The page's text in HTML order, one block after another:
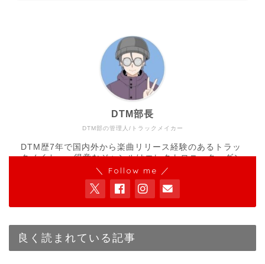
DTM部の管理人/トラックメイカー
DTM部長
DTM歴7年で国内外から楽曲リリース経験のあるトラッ
クメイカー。得意なジャンルはエレクトロニック、ダン
ス、アンビエント。LIVE SETやDJなど、現場での経験
実績もあり。これまでの音楽活動を通して得た知識をも
とにDTMerに有益な情報を発信します。
＼ Follow me ／
良く読まれている記事